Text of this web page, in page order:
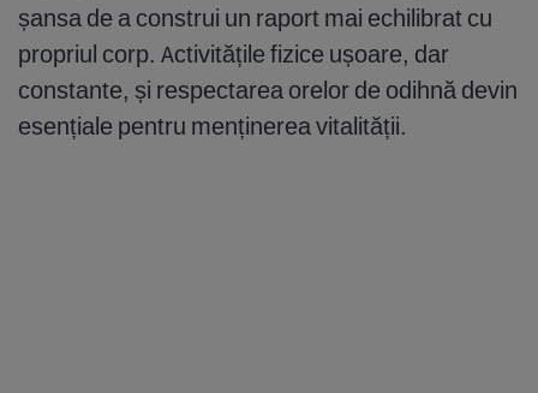
șansa de a construi un raport mai echilibrat cu
propriul corp. Activitățile fizice ușoare, dar
constante, și respectarea orelor de odihnă devin
esențiale pentru menținerea vitalității.